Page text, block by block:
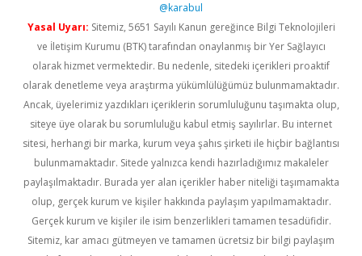
@karabul
Yasal Uyarı: Sitemiz, 5651 Sayılı Kanun gereğince Bilgi Teknolojileri
ve İletişim Kurumu (BTK) tarafından onaylanmış bir Yer Sağlayıcı
olarak hizmet vermektedir. Bu nedenle, sitedeki içerikleri proaktif
olarak denetleme veya araştırma yükümlülüğümüz bulunmamaktadır.
Ancak, üyelerimiz yazdıkları içeriklerin sorumluluğunu taşımakta olup,
siteye üye olarak bu sorumluluğu kabul etmiş sayılırlar. Bu internet
sitesi, herhangi bir marka, kurum veya şahıs şirketi ile hiçbir bağlantısı
bulunmamaktadır. Sitede yalnızca kendi hazırladığımız makaleler
paylaşılmaktadır. Burada yer alan içerikler haber niteliği taşımamakta
olup, gerçek kurum ve kişiler hakkında paylaşım yapılmamaktadır.
Gerçek kurum ve kişiler ile isim benzerlikleri tamamen tesadüfidir.
Sitemiz, kar amacı gütmeyen ve tamamen ücretsiz bir bilgi paylaşım